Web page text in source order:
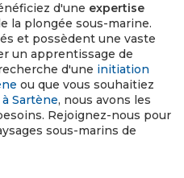
d'une expertise
la plongée sous-marine.
et possèdent une vaste
un apprentissage de
d'une initiation
ou que vous souhaitiez
Sartène, nous avons les
Rejoignez-nous pour
sous-marins de